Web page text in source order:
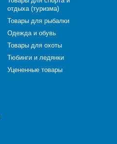
отдыха (туризма)
Товары для рыбалки
Одежда и обувь
Товары для охоты
Тюбинги и ледянки
Уцененные товары